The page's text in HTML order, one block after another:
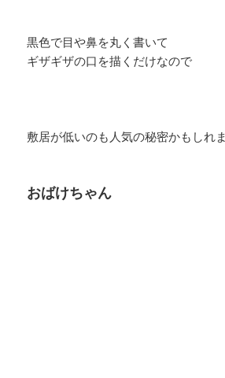
黒色で目や鼻を丸く書いて
ギザギザの口を描くだけなので
敷居が低いのも人気の秘密かもしれま
おばけちゃん